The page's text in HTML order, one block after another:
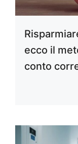
ecco il
conto